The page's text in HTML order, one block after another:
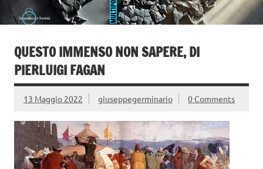
QUESTO IMMENSO NON SAPERE, DI
PIERLUIGI FAGAN
13 Maggio 2022 giuseppegerminario 0 Comments